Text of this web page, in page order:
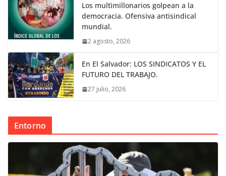
Los multimillonarios golpean a la
democracia. Ofensiva antisindical
mundial.
2 agosto, 2026
En El Salvador: LOS SINDICATOS Y EL
FUTURO DEL TRABAJO.
27 julio, 2026
Entorno